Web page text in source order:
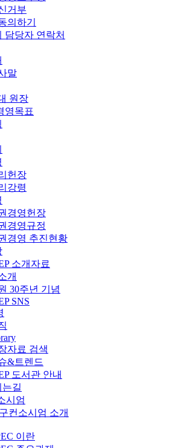
거부
의하기
담당자 연락처
말
원장
영목표
헌장
강령
경영헌장
경영규정
경영 추진현황
소개자료
개
30주년 기념
SNS
자료 검색
&트렌드
도서관 안내
길
시엄
컨소시엄 소개
이란